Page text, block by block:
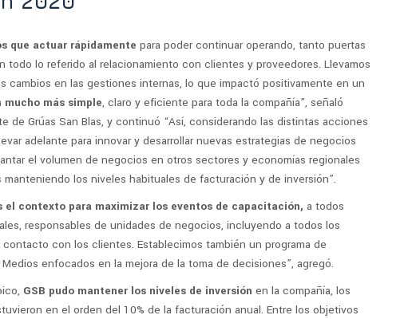
que actuar rápidamente para poder continuar operando, tanto puertas
todo lo referido al relacionamiento con clientes y proveedores. Llevamos
cambios en las gestiones internas, lo que impactó positivamente en un
más simple, claro y eficiente para toda la compañía”, señaló
de Grúas San Blas, y continuó “Así, considerando las distintas acciones
adelante para innovar y desarrollar nuevas estrategias de negocios
el volumen de negocios en otros sectores y economías regionales
los niveles habituales de facturación y de inversión”.
el contexto para maximizar los eventos de capacitación, a todos
responsables de unidades de negocios, incluyendo a todos los
con los clientes. Establecimos también un programa de
enfocados en la mejora de la toma de decisiones”, agregó.
GSB pudo mantener los niveles de inversión en la compañía, los
en el orden del 10% de la facturación anual. Entre los objetivos